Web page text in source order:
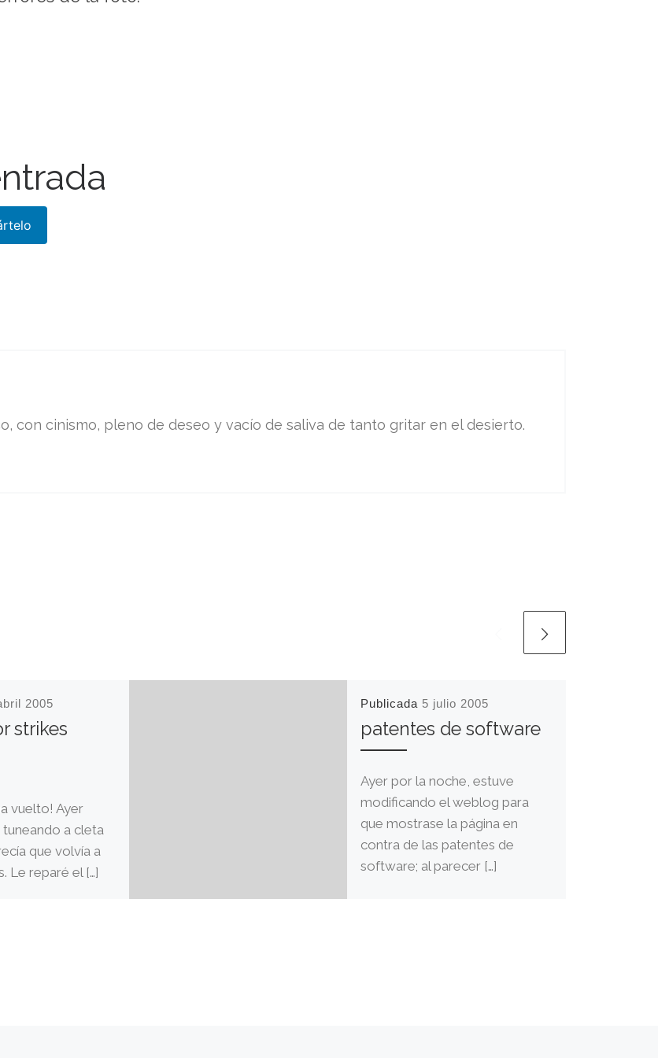
con cinismo, pleno de deseo y vacío de saliva de tanto gritar en el desierto.
2005
strikes
vuelto! Ayer
a cleta
que volvía a
Le reparé el […]
Publicada 5 julio 2005
patentes de software
Ayer por la noche, estuve
modificando el weblog para
que mostrase la página en
contra de las patentes de
software; al parecer […]